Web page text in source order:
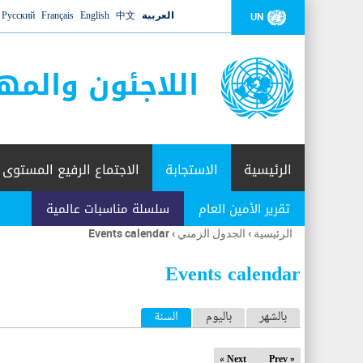
UN العربية 中文
English
Français
Русский
اللاجئون
الرئيسية الاستجابة
تقرير الأمين العام سلسلة مناسبات عالمية
الاجتماع الرفيع المستوى
أنت
هنا
الرئيسية › الجدول الزمني ›
Events calendar
Events calendar
ا
ل
بالشهر باليوم السنة (علامة التبويب النشطة)